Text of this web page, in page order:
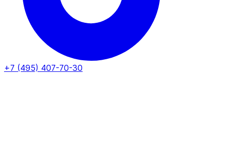
+7 (495) 407-70-30